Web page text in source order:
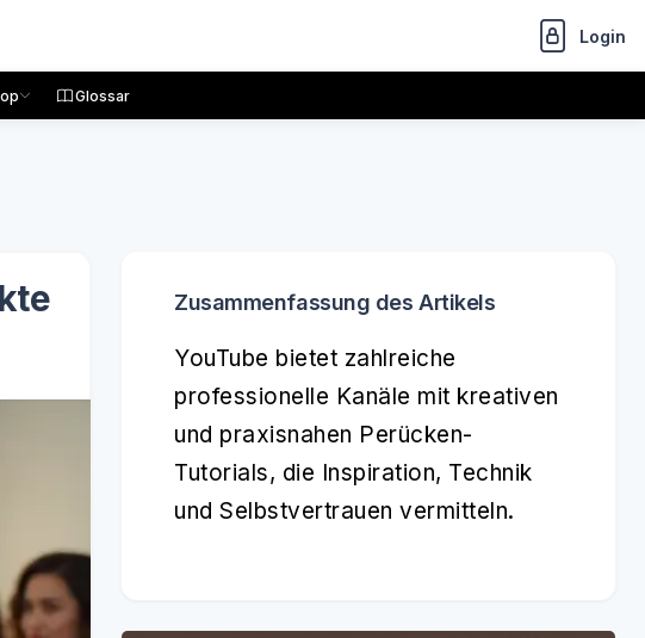
Login
Glossar
Zusammenfassung des Artikels
YouTube bietet zahlreiche
professionelle Kanäle mit kreativen
und praxisnahen Perücken-
Tutorials, die Inspiration, Technik
und Selbstvertrauen vermitteln.